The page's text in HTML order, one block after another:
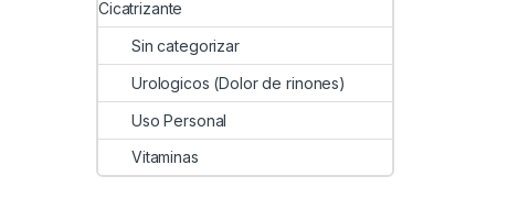
Cicatrizante
Sin categorizar
Urologicos (Dolor de rinones)
Uso Personal
Vitaminas